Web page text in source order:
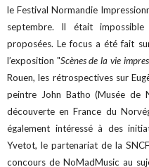
le Festival Normandie
septembre. Il était
proposées. Le focus a été fait
l’exposition "Scènes de la vie
Rouen, les rétrospectives sur
peintre John Batho (Musée de
découverte en France du
également intéressé à des
Yvetot, le partenariat de la
concours de NoMadMusic au